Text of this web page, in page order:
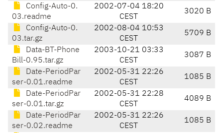
Config-Auto-0.
03.readme
2002-07-04 18:20
CEST
3020 B
Config-Auto-0.
03.tar.gz
2002-08-04 10:53
CEST
5709 B
Data-BT-Phone
Bill-0.95.tar.gz
2003-10-21 03:33
CEST
3087 B
Date-PeriodPar
ser-0.01.readme
2002-05-31 22:26
CEST
1085 B
Date-PeriodPar
ser-0.01.tar.gz
2002-05-31 22:28
CEST
4089 B
Date-PeriodPar
ser-0.02.readme
2002-05-31 22:26
CEST
1085 B